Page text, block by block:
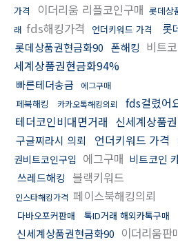
가격
이더리움 리플코인구매 롯데상
래 fds해킹가격 언더키워드 가격 롯
롯데상품권현금화90 폰해킹 비트
세계상품권현금화94%
빠른테더송금 에그구매
페북해킹 카카오톡해킹의뢰 fds걸렸어
테더코인비대면거래 신세계상품
구글찌라시 의뢰 언더키워드 가격
권비트코인구입 에그구매 비트코인
쓰레드해킹
블랙키워드
인스타해킹가격 페이스북해킹의뢰
다바오포커판매 톡ID거래 해외카톡구매
신세계상품권현금화90 이더리움판